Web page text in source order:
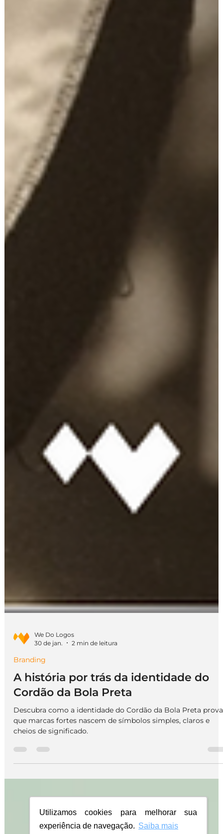
Utilizamos cookies para melhorar sua
experiência de navegação. Saiba mais
30 de jan.
Branding
A história por trás da identidade do
Cordão da Bola Preta
Descubra como a identidade do Cordão da Bola Preta prova
cheios de significado.